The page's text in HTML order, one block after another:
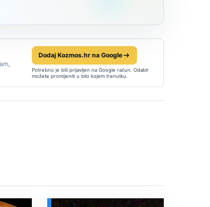
Dodaj Kozmos.hr na Google
Potrebno je biti prijavljen na Google račun. Odabir
možete promijeniti u bilo kojem trenutku.